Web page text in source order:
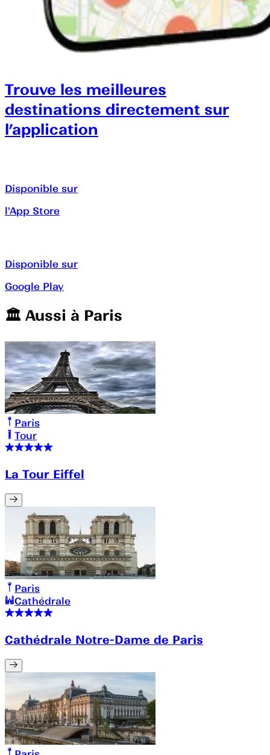
Trouve les meilleures
destinations directement sur
l’application
Disponible sur
l'App Store
Disponible sur
Google Play
🏛️️ Aussi à Paris
Paris
Tour
La Tour Eiffel
Paris
Cathédrale
Cathédrale Notre-Dame de Paris